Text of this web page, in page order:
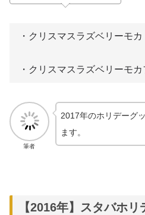
・クリスマスラズベリーモカ
・クリスマスラズベリーモカ
筆者
2017年のホリデーグ
ます。
【2016年】スタバホ